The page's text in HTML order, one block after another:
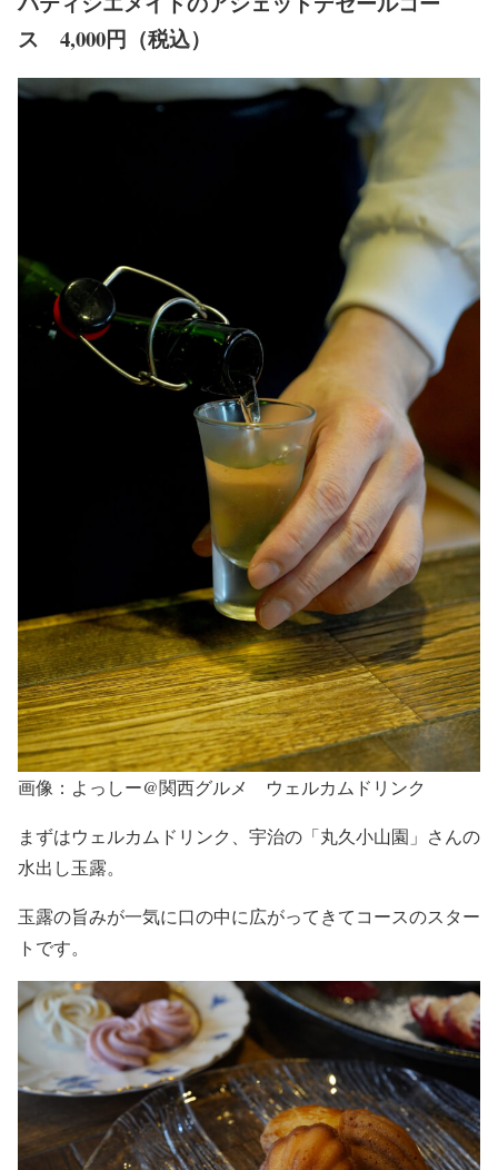
ス 4,000円（税込）
画像：よっしー@関西グルメ ウェルカムドリンク
まずはウェルカムドリンク、宇治の「丸久小山園」さんの
水出し玉露。
玉露の旨みが一気に口の中に広がってきてコースのスター
トです。